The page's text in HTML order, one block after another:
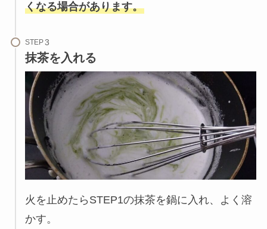
くなる場合があります。
STEP
抹茶を入れる
火を止めたらSTEP1の抹茶を鍋に入れ、よく溶
かす。